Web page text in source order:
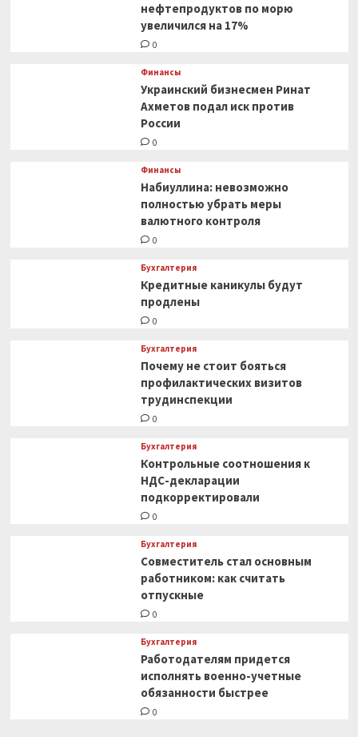
нефтепродуктов по морю
увеличился на 17%
0
Финансы
Украинский бизнесмен Ринат
Ахметов подал иск против
России
0
Финансы
Набиуллина: невозможно
полностью убрать меры
валютного контроля
0
Бухгалтерия
Кредитные каникулы будут
продлены
0
Бухгалтерия
Почему не стоит бояться
профилактических визитов
трудинспекции
0
Бухгалтерия
Контрольные соотношения к
НДС-декларации
подкорректировали
0
Бухгалтерия
Совместитель стал основным
работником: как считать
отпускные
0
Бухгалтерия
Работодателям придется
исполнять военно-учетные
обязанности быстрее
0